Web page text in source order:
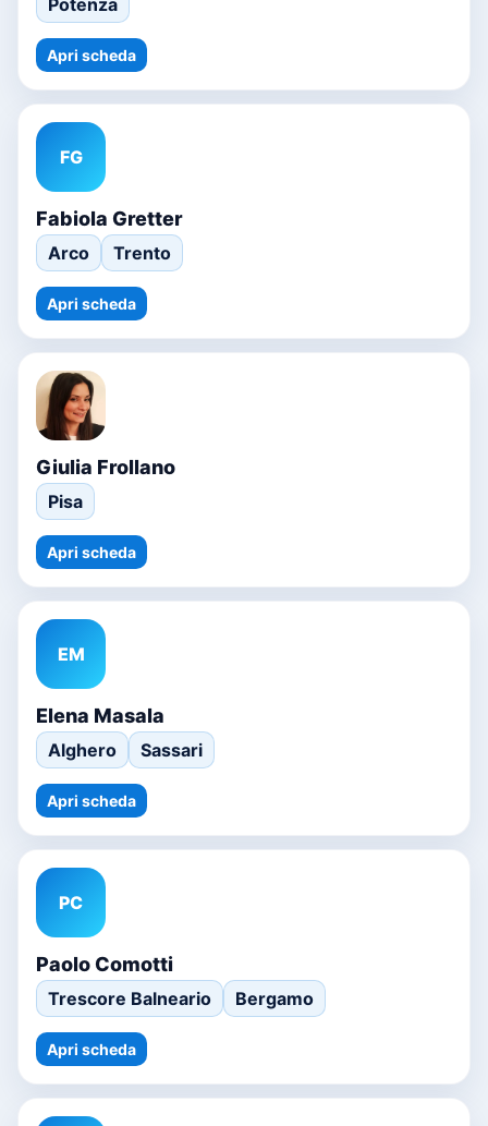
Potenza
Apri scheda
FG
Fabiola Gretter
Arco Trento
Apri scheda
Giulia Frollano
Pisa
Apri scheda
EM
Elena Masala
Alghero Sassari
Apri scheda
PC
Paolo Comotti
Trescore Balneario Bergamo
Apri scheda